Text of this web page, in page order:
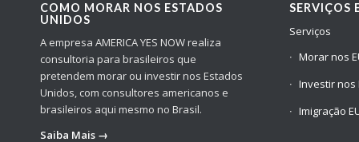
COMO MORAR NOS ESTADOS
UNIDOS
A empresa AMERICA YES NOW realiza
consultoria para brasileiros que
pretendem morar ou investir nos Estados
Unidos, com consultores americanos e
brasileiros aqui mesmo no Brasil.
Saiba Mais →
SERVIÇOS
Serviços
Morar nos
Investir nos
Imigração